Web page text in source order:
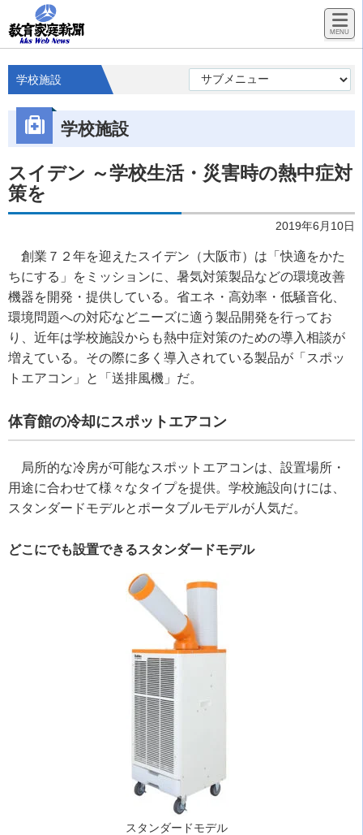
学校施設
学校施設
スイデン ～学校生活・災害時の熱中症対
策を
2019年6月10日
創業７２年を迎えたスイデン（大阪市）は「快適をかた
ちにする」をミッションに、暑気対策製品などの環境改善
機器を開発・提供している。省エネ・高効率・低騒音化、
環境問題への対応などニーズに適う製品開発を行ってお
り、近年は学校施設からも熱中症対策のための導入相談が
増えている。その際に多く導入されている製品が「スポッ
トエアコン」と「送排風機」だ。
体育館の冷却にスポットエアコン
局所的な冷房が可能なスポットエアコンは、設置場所・
用途に合わせて様々なタイプを提供。学校施設向けには、
スタンダードモデルとポータブルモデルが人気だ。
どこにでも設置できるスタンダードモデル
スタンダードモデル